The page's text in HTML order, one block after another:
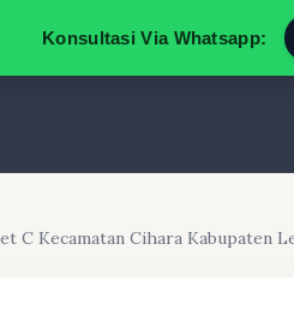
Konsultasi Via Whatsapp:
C Kecamatan Cihara Kabupaten